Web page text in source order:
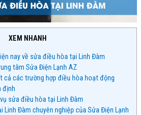
XEM NHANH
nay về sửa điều hòa tại Linh Đàm
tâm Sửa Điện Lạnh AZ
cả các trường hợp điều hòa hoạt động
định
sửa điều hòa tại Linh Đàm
Linh Đàm chuyên nghiệp của Sửa Điện Lạnh